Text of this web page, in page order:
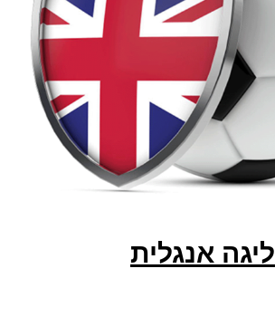
ליגה אנגלית